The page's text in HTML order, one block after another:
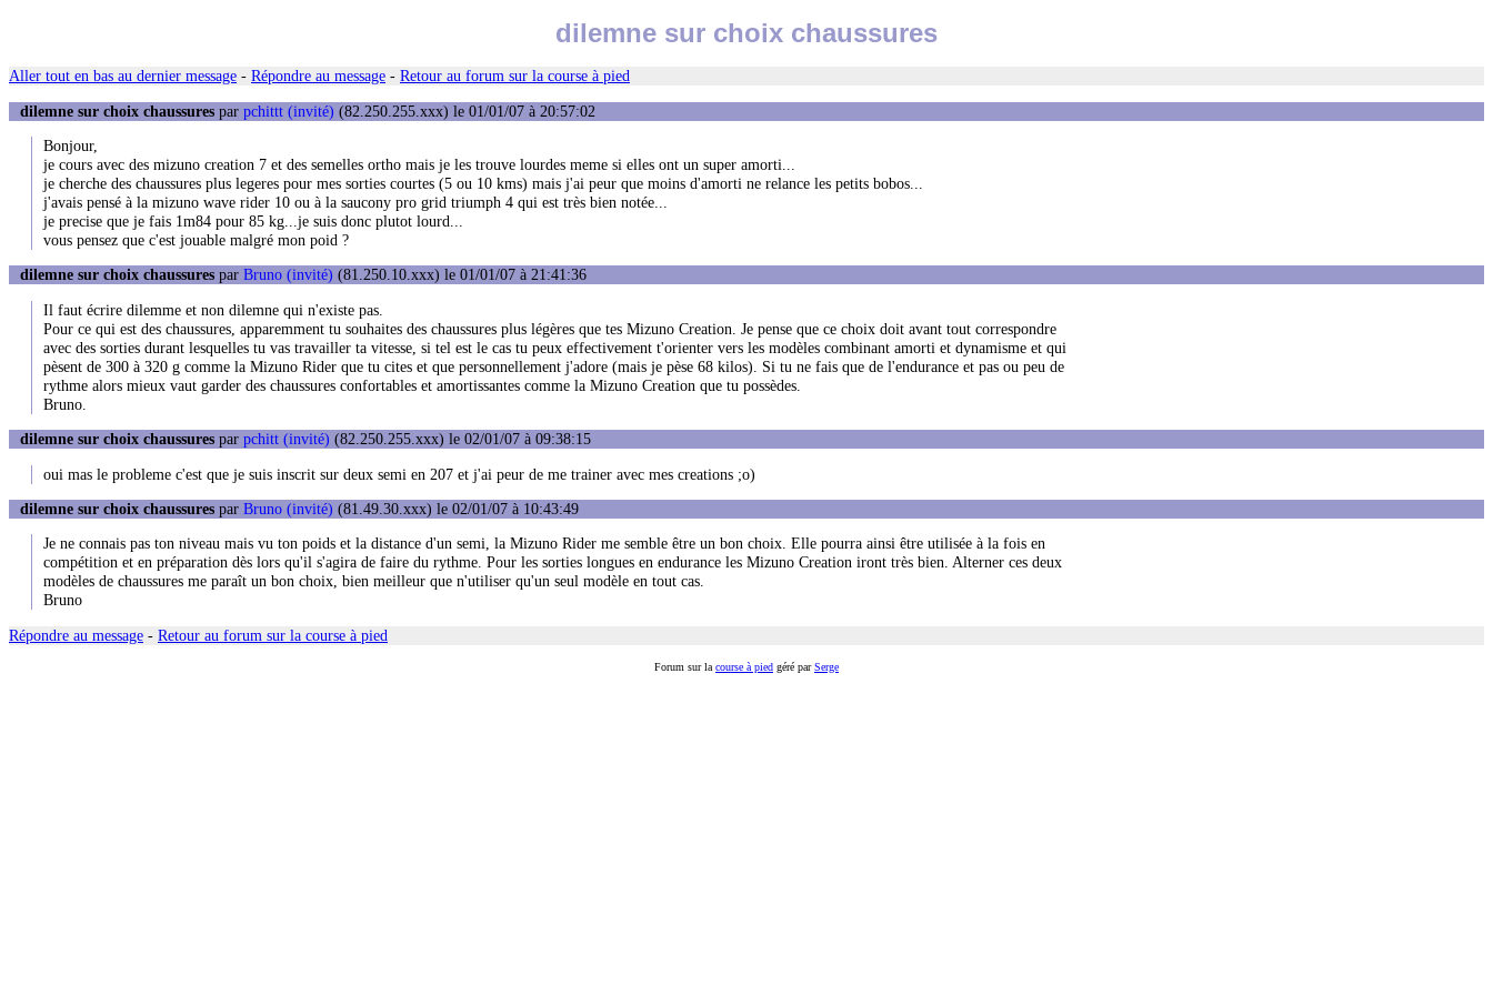
dilemne sur choix chaussures
Aller tout en bas au dernier message - Répondre au message - Retour au forum sur la course à pied
dilemne sur choix chaussures par pchittt (invité) (82.250.255.xxx) le 01/01/07 à 20:57:02
Bonjour,
je cours avec des mizuno creation 7 et des semelles ortho mais je les trouve lourdes meme si elles ont un super amorti...
je cherche des chaussures plus legeres pour mes sorties courtes (5 ou 10 kms) mais j'ai peur que moins d'amorti ne relance les petits bobos...
j'avais pensé à la mizuno wave rider 10 ou à la saucony pro grid triumph 4 qui est très bien notée...
je precise que je fais 1m84 pour 85 kg...je suis donc plutot lourd...
vous pensez que c'est jouable malgré mon poid ?
dilemne sur choix chaussures par Bruno (invité) (81.250.10.xxx) le 01/01/07 à 21:41:36
Il faut écrire dilemme et non dilemne qui n'existe pas.
Pour ce qui est des chaussures, apparemment tu souhaites des chaussures plus légères que tes Mizuno Creation. Je pense que ce choix doit avant tout correspondre
avec des sorties durant lesquelles tu vas travailler ta vitesse, si tel est le cas tu peux effectivement t'orienter vers les modèles combinant amorti et dynamisme et qui
pèsent de 300 à 320 g comme la Mizuno Rider que tu cites et que personnellement j'adore (mais je pèse 68 kilos). Si tu ne fais que de l'endurance et pas ou peu de
rythme alors mieux vaut garder des chaussures confortables et amortissantes comme la Mizuno Creation que tu possèdes.
Bruno.
dilemne sur choix chaussures par pchitt (invité) (82.250.255.xxx) le 02/01/07 à 09:38:15
oui mas le probleme c'est que je suis inscrit sur deux semi en 207 et j'ai peur de me trainer avec mes creations ;o)
dilemne sur choix chaussures par Bruno (invité) (81.49.30.xxx) le 02/01/07 à 10:43:49
Je ne connais pas ton niveau mais vu ton poids et la distance d'un semi, la Mizuno Rider me semble être un bon choix. Elle pourra ainsi être utilisée à la fois en
compétition et en préparation dès lors qu'il s'agira de faire du rythme. Pour les sorties longues en endurance les Mizuno Creation iront très bien. Alterner ces deux
modèles de chaussures me paraît un bon choix, bien meilleur que n'utiliser qu'un seul modèle en tout cas.
Bruno
Répondre au message - Retour au forum sur la course à pied
Forum sur la course à pied géré parSerge